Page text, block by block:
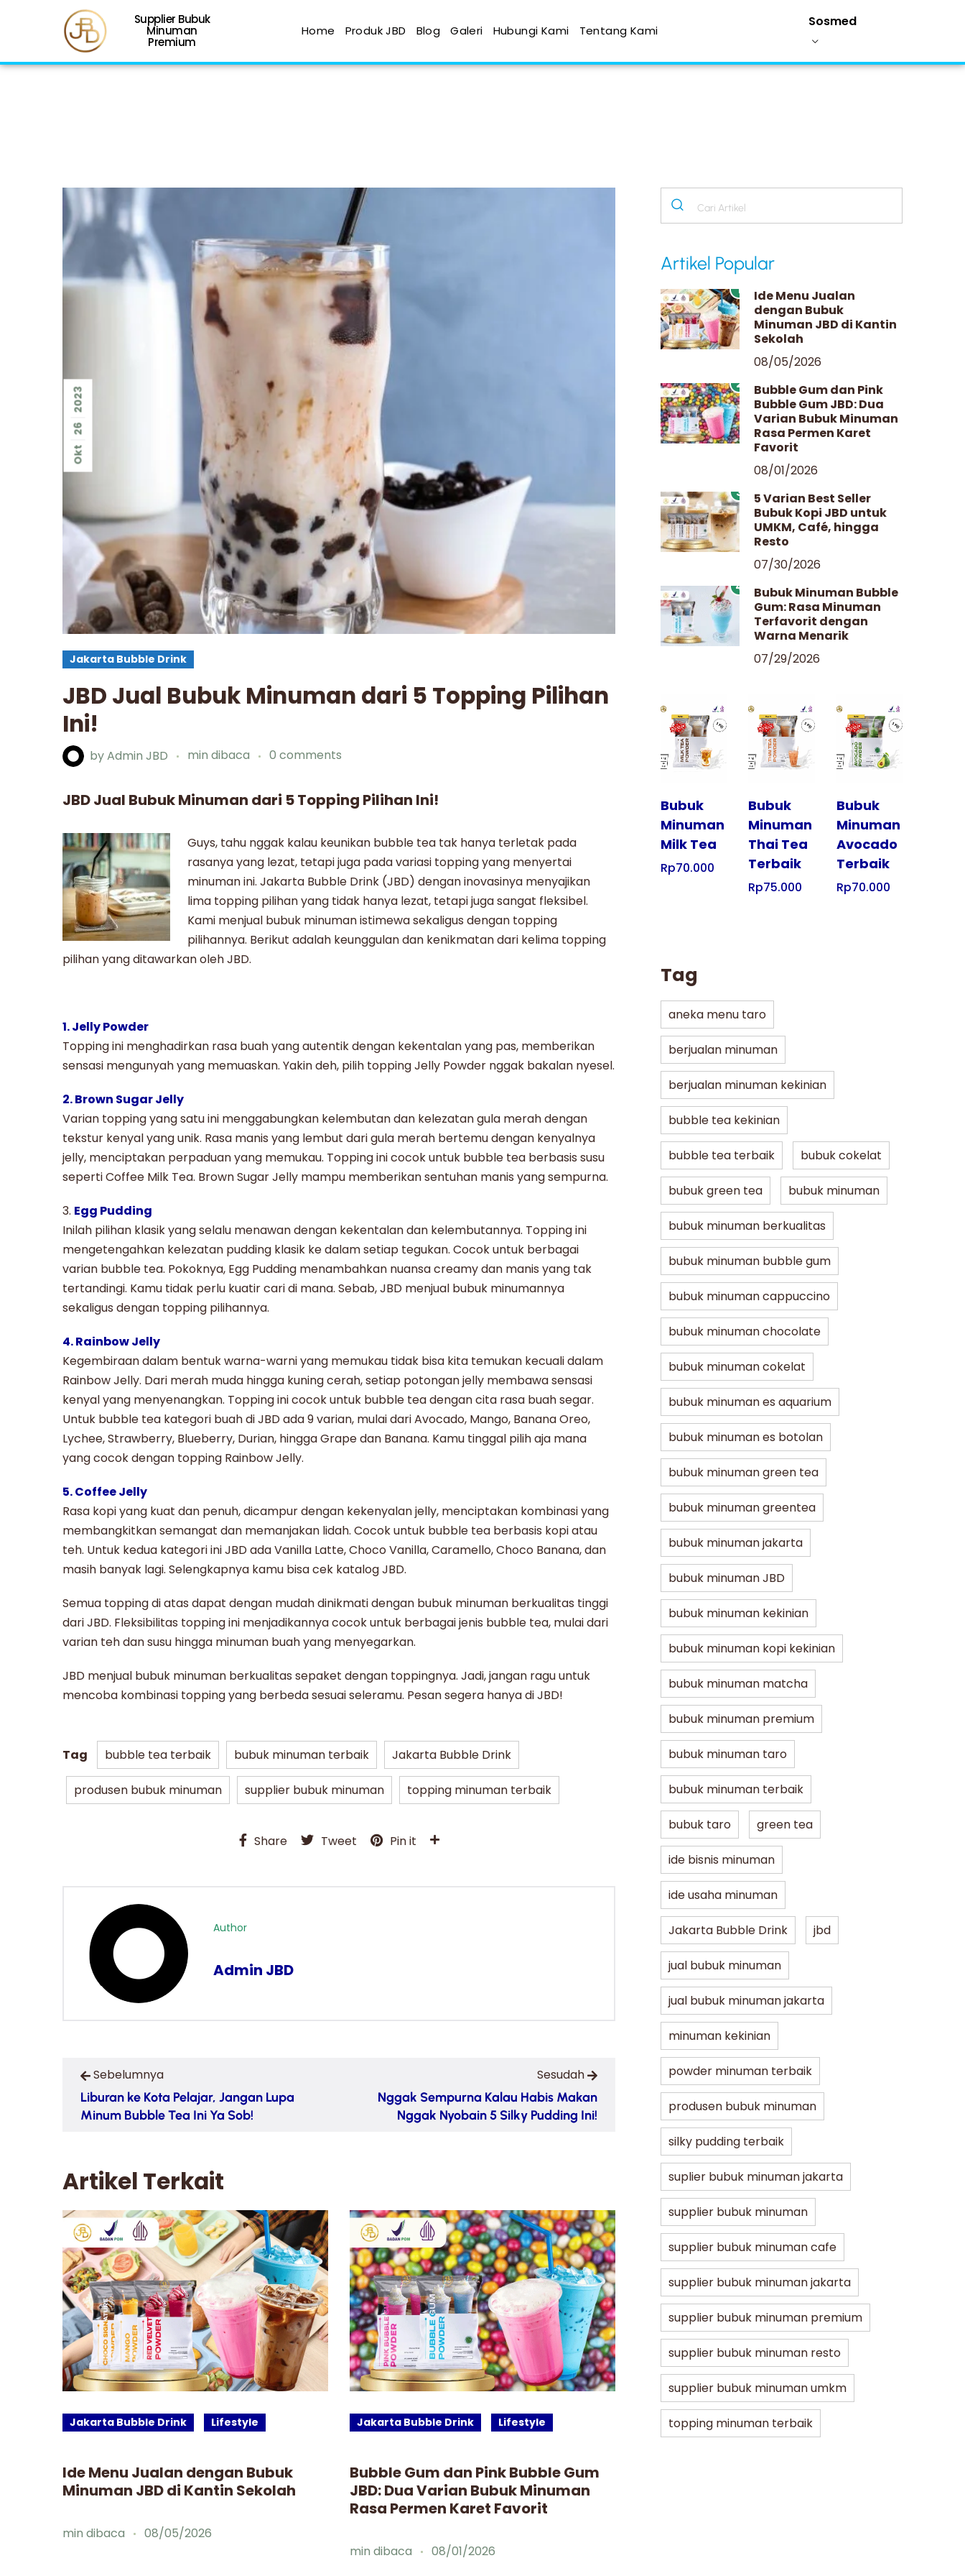
Supplier Bubuk
Minuman
Premium
Home Produk JBD Blog Galeri Hubungi Kami Tentang Kami
Sosmed
Okt
26
2023
Jakarta Bubble Drink
JBD Jual Bubuk Minuman dari 5 Topping Pilihan
Ini!
byAdmin JBD min dibaca 0 comments
JBD Jual Bubuk Minuman dari 5 Topping Pilihan Ini!
Guys, tahu nggak kalau keunikan bubble tea tak hanya terletak pada
rasanya yang lezat, tetapi juga pada variasi topping yang menyertai
minuman ini. Jakarta Bubble Drink (JBD) dengan inovasinya menyajikan
lima topping pilihan yang tidak hanya lezat, tetapi juga sangat fleksibel.
Kami menjual bubuk minumanistimewa sekaligus dengan topping
pilihannya. Berikut adalah keunggulan dan kenikmatan dari kelima topping
pilihan yang ditawarkan oleh JBD.
1. Jelly Powder
Topping ini menghadirkan rasa buah yang autentik dengan kekentalan yang pas, memberikan
sensasi mengunyah yang memuaskan. Yakin deh, pilih toppingJelly Powder nggak bakalan nyesel.
2. Brown Sugar Jelly
Varian topping yang satu ini menggabungkan kelembutan dan kelezatan gula merah dengan
tekstur kenyal yang unik. Rasa manis yang lembut dari gula merah bertemu dengan kenyalnya
jelly, menciptakan perpaduan yang memukau. Topping ini cocok untuk bubble tea berbasis susu
sepertiCoffee Milk Tea. Brown Sugar Jelly mampu memberikan sentuhan manis yang sempurna.
3. Egg Pudding
Inilah pilihan klasik yang selalu menawan dengan kekentalan dan kelembutannya. Topping ini
mengetengahkan kelezatan pudding klasik ke dalam setiap tegukan. Cocok untuk berbagai
varian bubble tea. Pokoknya, Egg Pudding menambahkan nuansa creamy dan manis yang tak
tertandingi. Kamu tidak perlu kuatir cari di mana. Sebab, JBD menjual bubuk minumannya
sekaligus dengan topping pilihannya.
4. Rainbow Jelly
Kegembiraan dalam bentuk warna-warni yang memukau tidak bisa kita temukan kecuali dalam
Rainbow Jelly. Dari merah muda hingga kuning cerah, setiap potongan jelly membawa sensasi
kenyal yang menyenangkan. Topping ini cocok untuk bubble teadengan cita rasa buah segar.
Untuk bubble tea kategori buah di JBD ada 9 varian, mulai dari Avocado, Mango, Banana Oreo,
Lychee, Strawberry, Blueberry, Durian, hingga Grape dan Banana. Kamu tinggal pilih aja mana
yang cocok dengan topping Rainbow Jelly.
5. Coffee Jelly
Rasa kopi yang kuat dan penuh, dicampur dengan kekenyalan jelly, menciptakan kombinasi yang
membangkitkan semangat dan memanjakan lidah. Cocok untuk bubble tea berbasis kopi atau
teh. Untuk kedua kategori ini JBD ada Vanilla Latte, Choco Vanilla, Caramello, Choco Banana, dan
masih banyak lagi. Selengkapnya kamu bisa cek katalog JBD.
Semua topping di atas dapat dengan mudah dinikmati dengan bubuk minuman berkualitas tinggi
dari JBD. Fleksibilitas topping ini menjadikannya cocok untuk berbagai jenis bubble tea, mulai dari
varian teh dan susu hingga minuman buah yang menyegarkan.
JBD menjual bubuk minuman berkualitas sepaket dengan toppingnya. Jadi, jangan ragu untuk
mencoba kombinasi topping yang berbeda sesuai seleramu. Pesan segera hanya di JBD!
Tag bubble tea terbaik bubuk minuman terbaik Jakarta Bubble Drink
produsen bubuk minuman supplier bubuk minuman topping minuman terbaik
Share Tweet Pin it
Author
Admin JBD
Sebelumnya
Liburan ke Kota Pelajar, Jangan Lupa
Minum Bubble Tea Ini Ya Sob!
Sesudah
Nggak Sempurna Kalau Habis Makan
Nggak Nyobain 5 Silky Pudding Ini!
Artikel Terkait
Jakarta Bubble Drink Lifestyle
Ide Menu Jualan dengan Bubuk
Minuman JBD di Kantin Sekolah
min dibaca 08/05/2026
Jakarta Bubble Drink Lifestyle
Bubble Gum dan Pink Bubble Gum
JBD: Dua Varian Bubuk Minuman
Rasa Permen Karet Favorit
min dibaca 08/01/2026
Jakarta Bubble Drink Lifestyle
Artikel Popular
1
Ide Menu Jualan
dengan Bubuk
Minuman JBD di Kantin
Sekolah
08/05/2026
2
Bubble Gum dan Pink
Bubble Gum JBD: Dua
Varian Bubuk Minuman
Rasa Permen Karet
Favorit
08/01/2026
3
5 Varian Best Seller
Bubuk Kopi JBD untuk
UMKM, Café, hingga
Resto
07/30/2026
4
Bubuk Minuman Bubble
Gum: Rasa Minuman
Terfavorit dengan
Warna Menarik
07/29/2026
Tampilkan
Bubuk
Minuman
Milk Tea
Rp70.000
Tampilkan
Bubuk
Minuman
Thai Tea
Terbaik
Rp75.000
Tampilkan
Bubuk
Minuman
Avocado
Terbaik
Rp70.000
Tag
aneka menu taro
berjualan minuman
berjualan minuman kekinian
bubble tea kekinian
bubble tea terbaik bubuk cokelat
bubuk green tea bubuk minuman
bubuk minuman berkualitas
bubuk minuman bubble gum
bubuk minuman cappuccino
bubuk minuman chocolate
bubuk minuman cokelat
bubuk minuman es aquarium
bubuk minuman es botolan
bubuk minuman green tea
bubuk minuman greentea
bubuk minuman jakarta
bubuk minuman JBD
bubuk minuman kekinian
bubuk minuman kopi kekinian
bubuk minuman matcha
bubuk minuman premium
bubuk minuman taro
bubuk minuman terbaik
bubuk taro green tea
ide bisnis minuman
ide usaha minuman
Jakarta Bubble Drink jbd
jual bubuk minuman
jual bubuk minuman jakarta
minuman kekinian
powder minuman terbaik
produsen bubuk minuman
silky pudding terbaik
suplier bubuk minuman jakarta
supplier bubuk minuman
supplier bubuk minuman cafe
supplier bubuk minuman jakarta
supplier bubuk minuman premium
supplier bubuk minuman resto
supplier bubuk minuman umkm
topping minuman terbaik